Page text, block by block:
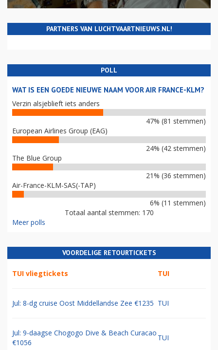
PARTNERS VAN LUCHTVAARTNIEUWS.NL!
POLL
WAT IS EEN GOEDE NIEUWE NAAM VOOR AIR FRANCE-KLM?
Verzin alsjeblieft iets anders
47% (81 stemmen)
European Airlines Group (EAG)
24% (42 stemmen)
The Blue Group
21% (36 stemmen)
Air-France-KLM-SAS(-TAP)
6% (11 stemmen)
Totaal aantal stemmen: 170
Meer polls
VOORDELIGE RETOURTICKETS
TUI vliegtickets TUI
Jul: 8-dg cruise Oost Middellandse Zee €1235 TUI
Jul: 9-daagse Chogogo Dive & Beach Curacao
€1056
TUI